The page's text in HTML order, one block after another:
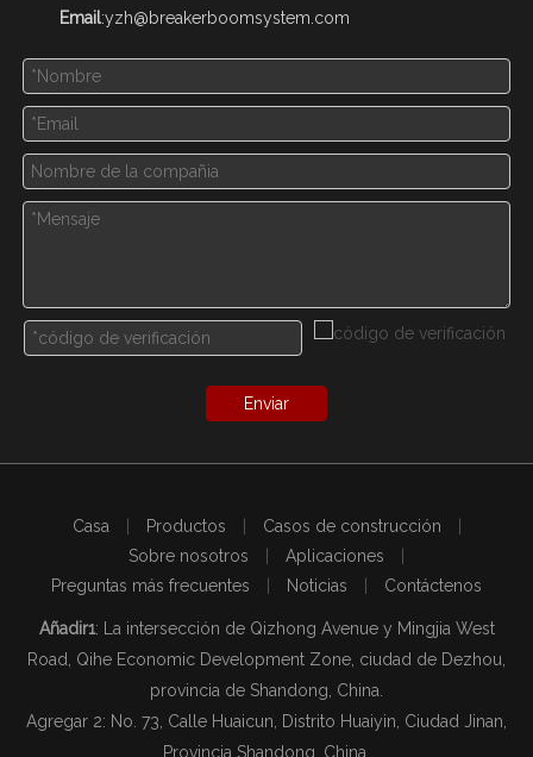
Email:yzh@breakerboomsystem.com
Enviar
Casa Productos Casos de construcción
Sobre nosotros
Aplicaciones
Preguntas más frecuentes
Noticias Contáctenos
Añadir1: La intersección de Qizhong Avenue y Mingjia West
Road, Qihe Economic Development Zone, ciudad de Dezhou,
provincia de Shandong, China.
Agregar 2: No. 73, Calle Huaicun, Distrito Huaiyin, Ciudad Jinan,
Provincia Shandong, China.